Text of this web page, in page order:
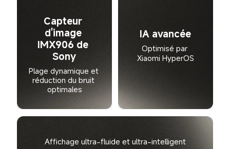
Capteur
d'image
IMX906 de
Sony
Plage dynamique et
réduction du bruit
optimales
IA avancée
Optimisé par
Xiaomi HyperOS
Affichage ultra-fluide et ultra-intelligent